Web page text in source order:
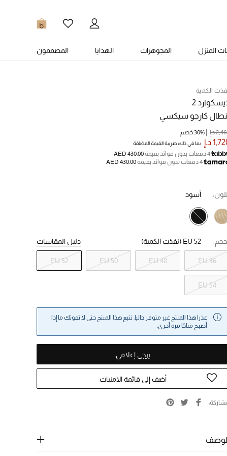
0
المنزل المجوهرات الهدايا المصممون
الكمية
2
كارجو سيكسي
د.إ بما في ذلك ضريبة القيمة المضافة
د.إ 30% خصم
4 دفعات بدون فوائد بقيمة
AED 430.00
4 دفعات بدون فوائد بقيمة
AED 430.00
أسود
EU 52 (نفذت الكمية) دليل المقاسات
EU 46
EU 48
EU 50
EU 52
EU 54
عذرا هذا المنتج غير متوفر حاليا. تتبع هذا المنتج حتى لا تفوتك ما إذا
أصبح متاحًا مرة أخرى.
يرجى إعلامي
أضف إلى قائمة الامنيات